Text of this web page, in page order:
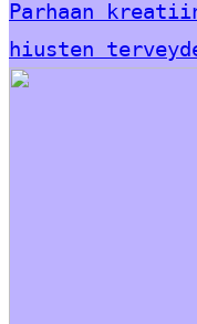
Parhaan
hiusten